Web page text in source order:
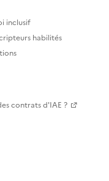
inclusif
habilités
contrats d'IAE ?